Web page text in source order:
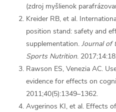
(zdroj myšlienok
Kreider RB, et al.
position stand: safety and
supplementation. Journal of
Sports Nutrition.
Rawson ES, Venezia AC.
evidence for effects on
2011;40(5):1349–1362.
Avgerinos KI, et al. Effects